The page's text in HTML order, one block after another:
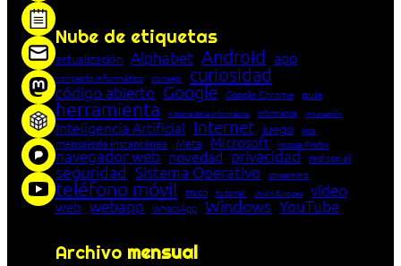
Nube de etiquetas
actualización Alphabet Android app
concepto informático consejo curiosidad
código abierto Google Google Chrome guía
herramienta historia de la Informática Informática innovación
Inteligencia Artificial Internet juego lista
mensajería instantánea Meta Microsoft Mozilla Firefox
navegador web novedad privacidad red social
seguridad Sistema Operativo streaming
teléfono móvil truco tutorial Unión Europea vídeo
web webapp WhatsApp Windows YouTube
Archivo mensual